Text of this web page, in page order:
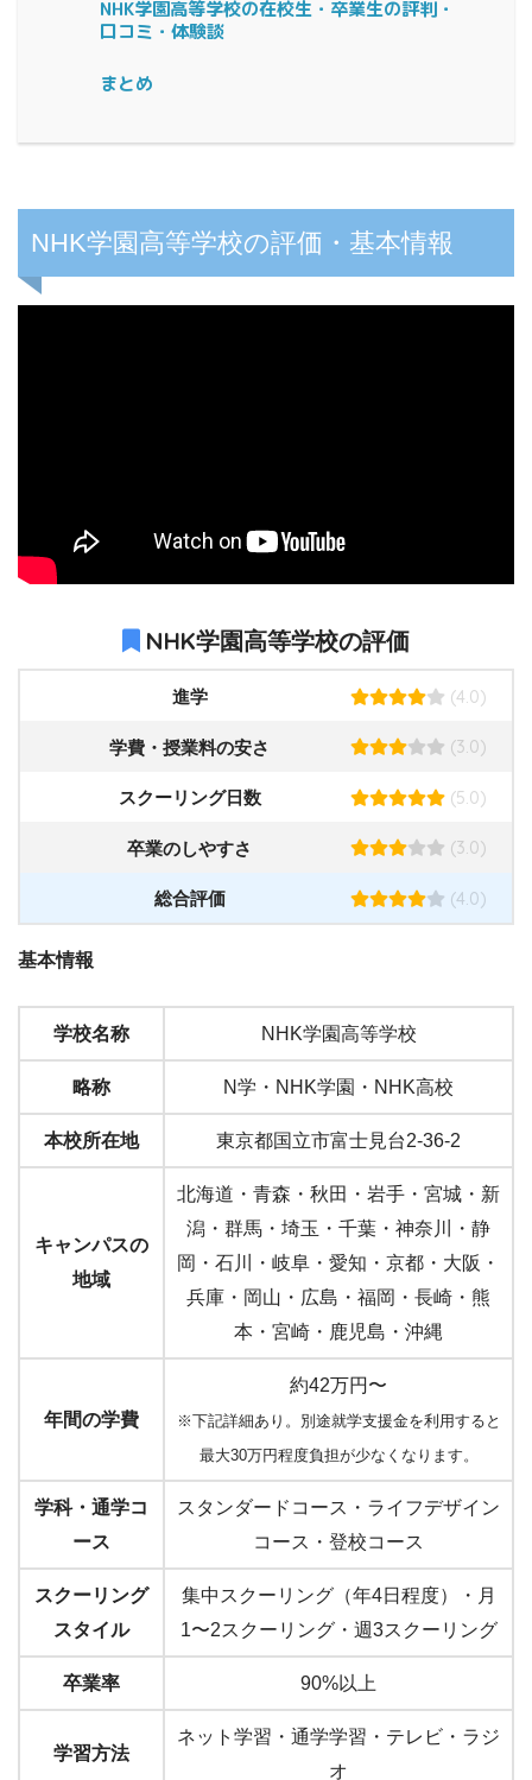
NHK学園高等学校の在校生・卒業生の評判・
口コミ・体験談
まとめ
NHK学園高等学校の評価・基本情報
NHK学園高等学校の評価
進学 (4.0)
学費・授業料の安さ (3.0)
スクーリング日数 (5.0)
卒業のしやすさ (3.0)
総合評価 (4.0)
基本情報
学校名称 NHK学園高等学校
略称 N学・NHK学園・NHK高校
本校所在地 東京都国立市富士見台2-36-2
キャンパスの
地域
北海道・青森・秋田・岩手・宮城・新
潟・群馬・埼玉・千葉・神奈川・静
岡・石川・岐阜・愛知・京都・大阪・
兵庫・岡山・広島・福岡・長崎・熊
本・宮崎・鹿児島・沖縄
年間の学費
約42万円〜
※下記詳細あり。別途就学支援金を利用すると
最大30万円程度負担が少なくなります。
学科・通学コ
ース
スタンダードコース・ライフデザイン
コース・登校コース
スクーリング
スタイル
集中スクーリング（年4日程度）・月
1〜2スクーリング・週3スクーリング
卒業率 90%以上
学習方法
ネット学習・通学学習・テレビ・ラジ
オ